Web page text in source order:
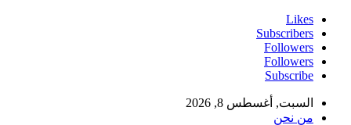
Likes
Subscribers
Followers
Followers
Subscribe
السبت, أغسطس 8, 2026
من نحن